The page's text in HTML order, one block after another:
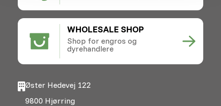
WHOLESALE SHOP
Shop for engros og
dyrehandlere
Øster Hedevej 122
9800 Hjørring